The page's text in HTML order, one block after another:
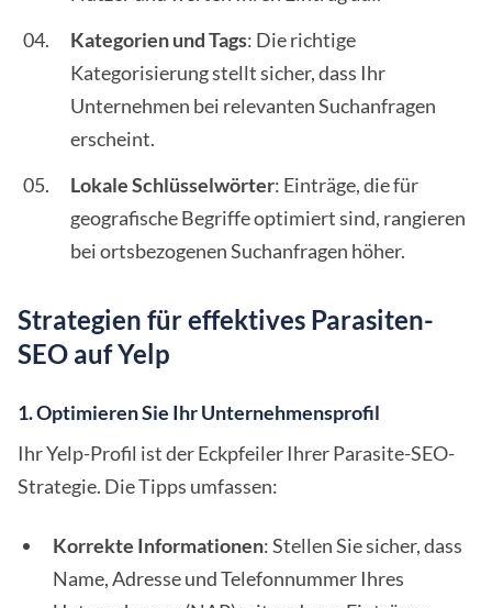
Kategorien und Tags: Die richtige
Kategorisierung stellt sicher, dass Ihr
Unternehmen bei relevanten Suchanfragen
erscheint.
Lokale Schlüsselwörter: Einträge, die für
geografische Begriffe optimiert sind, rangieren
bei ortsbezogenen Suchanfragen höher.
Strategien für effektives Parasiten-
SEO auf Yelp
1. Optimieren Sie Ihr Unternehmensprofil
Ihr Yelp-Profil ist der Eckpfeiler Ihrer Parasite-SEO-
Strategie. Die Tipps umfassen:
Korrekte Informationen: Stellen Sie sicher, dass
Name, Adresse und Telefonnummer Ihres